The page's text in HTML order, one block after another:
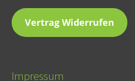
Vertrag Widerrufen
Impressum